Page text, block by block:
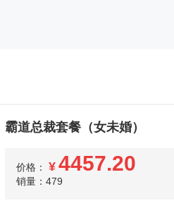
霸道总裁套餐（女未婚）
价格： ¥ 4457.20
销量：479